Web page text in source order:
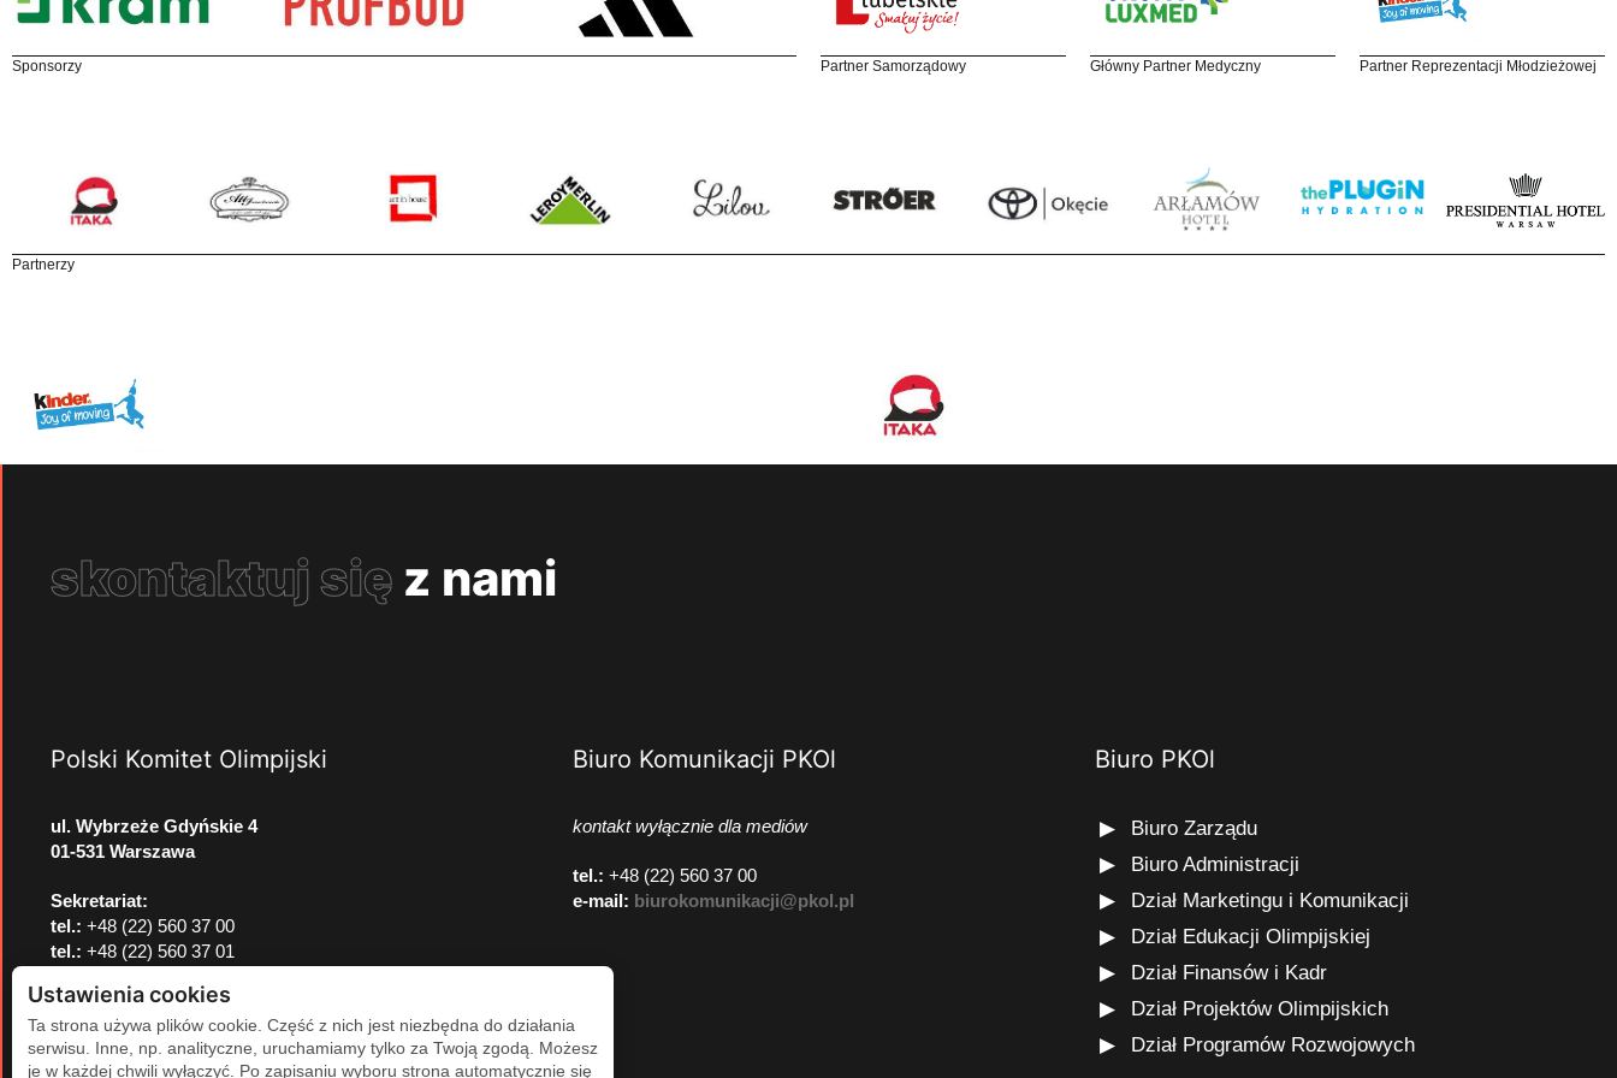
Sponsorzy Partner Samorządowy Główny Partner Medyczny Partner Reprezentacji Młodzieżowej
Partnerzy
skontaktuj się z nami
Polski Komitet Olimpijski
ul. Wybrzeże Gdyńskie 4
01-531 Warszawa
Sekretariat:
tel.: +48 (22) 560 37 00
tel.: +48 (22) 560 37 01
Biuro Komunikacji PKOl
kontakt wyłącznie dla mediów
tel.: +48 (22) 560 37 00
e-mail: biurokomunikacji@pkol.pl
Biuro PKOl
Biuro Zarządu
Biuro Administracji
Dział Marketingu i Komunikacji
Dział Edukacji Olimpijskiej
Dział Finansów i Kadr
Dział Projektów Olimpijskich
Dział Programów Rozwojowych
Ustawienia cookies
Ta strona używa plików cookie. Część z nich jest niezbędna do działania
serwisu. Inne, np. analityczne, uruchamiamy tylko za Twoją zgodą. Możesz
je w każdej chwili wyłączyć. Po zapisaniu wyboru strona automatycznie się